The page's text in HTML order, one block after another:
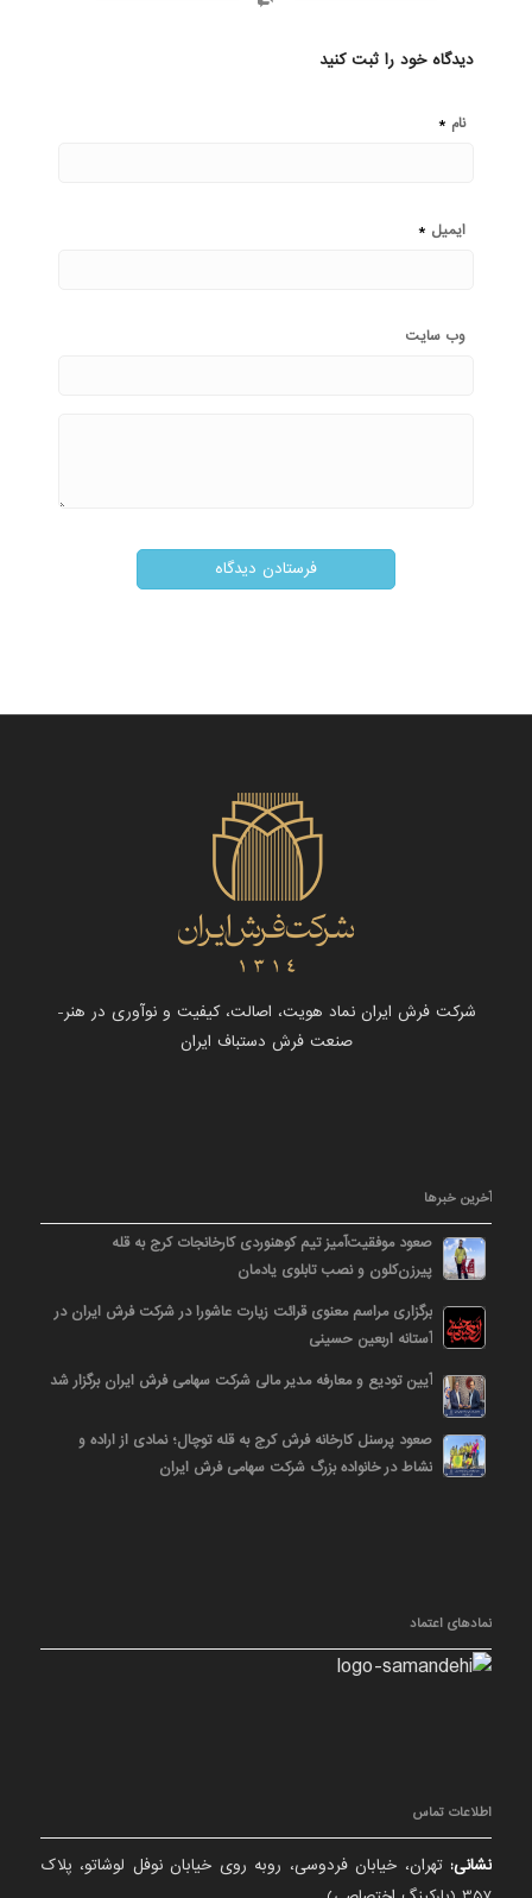
دیدگاه خود را ثبت کنید
نام *
ایمیل *
وب‌ سایت
شرکت فرش ایران نماد هویت، اصالت، کیفیت و نوآوری در هنر-
صنعت فرش دستباف ایران
آخرین خبرها
صعود موفقیت‌آمیز تیم کوهنوردی کارخانجات کرج به قله
پیرزن‌کلون و نصب تابلوی یادمان
برگزاری مراسم معنوی قرائت زیارت عاشورا در شرکت فرش ایران در
آستانه اربعین حسینی
آیین تودیع و معارفه مدیر مالی شرکت سهامی فرش ایران برگزار شد
صعود پرسنل کارخانه فرش کرج به قله توچال؛ نمادی از اراده و
نشاط در خانواده بزرگ شرکت سهامی فرش ایران
نمادهای اعتماد
اطلاعات تماس
نشانی: تهران، خیابان فردوسی، روبه روی خیابان نوفل لوشاتو، پلاک